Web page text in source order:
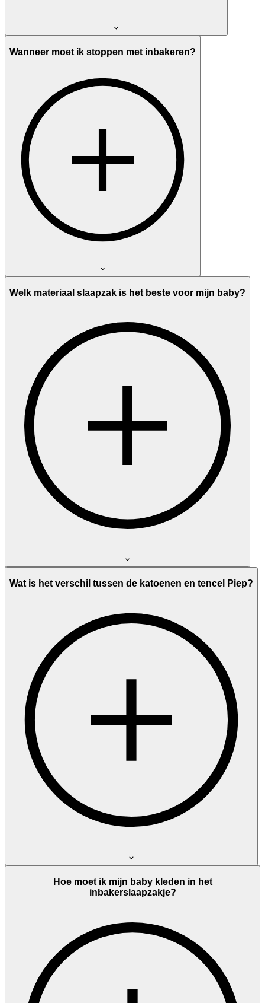
Wanneer moet ik stoppen met inbakeren?
Welk materiaal slaapzak is het beste voor mijn baby?
Wat is het verschil tussen de katoenen en tencel Piep?
Hoe moet ik mijn baby kleden in het
inbakerslaapzakje?